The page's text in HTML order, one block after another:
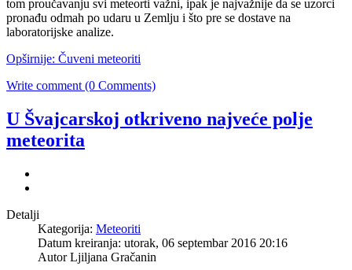
tom proučavanju svi meteorti važni, ipak je najvažnije da se uzorci
pronađu odmah po udaru u Zemlju i što pre se dostave na
laboratorijske analize.
Opširnije: Čuveni meteoriti
Write comment (0 Comments)
U Švajcarskoj otkriveno najveće polje
meteorita
Detalji
Kategorija: Meteoriti
Datum kreiranja: utorak, 06 septembar 2016 20:16
Autor Ljiljana Gračanin